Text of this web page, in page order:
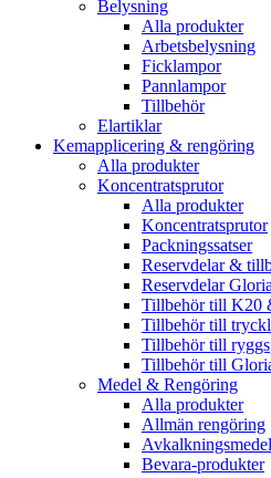
Belysning
Alla produkter
Arbetsbelysning
Ficklampor
Pannlampor
Tillbehör
Elartiklar
Kemapplicering & rengöring
Alla produkter
Koncentratsprutor
Alla produkter
Koncentratsprutor
Packningssatser
Reservdelar &
Reservdelar
Tillbehör till K20
Tillbehör till
Tillbehör till
Tillbehör till
Medel & Rengöring
Alla produkter
Allmän rengöring
Avkalkningsmedel
Bevara-produkter